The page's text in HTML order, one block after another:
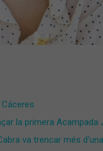
la primera
va trencar més